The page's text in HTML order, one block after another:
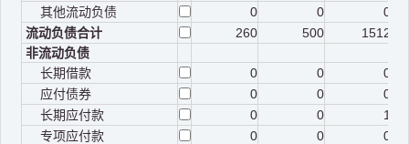
其他流动负债
0 0
0
流动负债合计
260 500
1512
非流动负债
长期借款
0 0
0
应付债券
0 0
0
长期应付款
0 0
1
专项应付款
0 0
0